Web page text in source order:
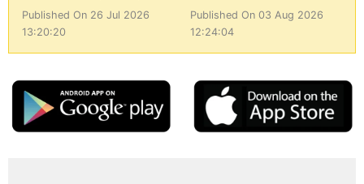
Published On 26 Jul 2026
13:20:20
Published On 03 Aug 2026
12:24:04